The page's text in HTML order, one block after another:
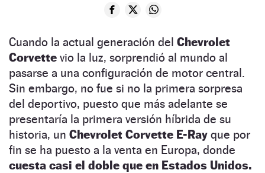
Cuando la actual generación del Chevrolet
Corvette vio la luz, sorprendió al mundo al
pasarse a una configuración de motor central.
Sin embargo, no fue si no la primera sorpresa
del deportivo, puesto que más adelante se
presentaría la primera versión híbrida de su
historia, un Chevrolet Corvette E-Ray que por
fin se ha puesto a la venta en Europa, donde
cuesta casi el doble que en Estados Unidos.